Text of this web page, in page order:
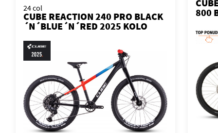
24 col
CUBE REACTION 240 PRO BLACK
´N´BLUE´N´RED 2025 KOLO
800